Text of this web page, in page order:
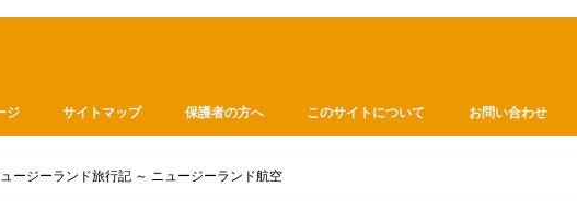
ジ サイトマップ 保護者の方へ このサイトについて お問い合わせ
ージーランド旅行記 ～ ニュージーランド航空